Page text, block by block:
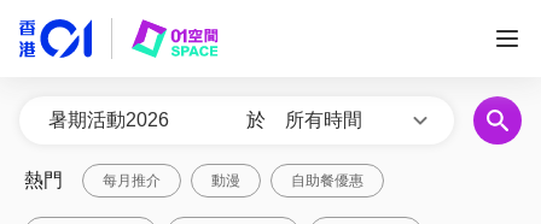
於 所有時間
熱門 每月推介 動漫 自助餐優惠